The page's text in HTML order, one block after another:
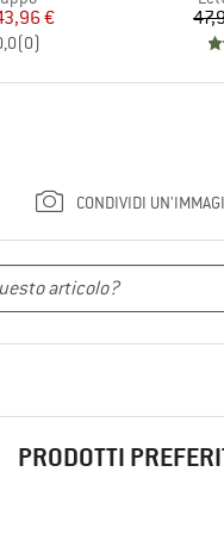
ridotto
€
(0)
CONDIVIDI
PRODOTTI